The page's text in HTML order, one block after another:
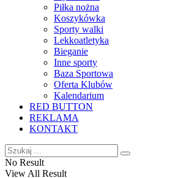
Piłka nożna
Koszykówka
Sporty walki
Lekkoatletyka
Bieganie
Inne sporty
Baza Sportowa
Oferta Klubów
Kalendarium
RED BUTTON
REKLAMA
KONTAKT
No Result
View All Result